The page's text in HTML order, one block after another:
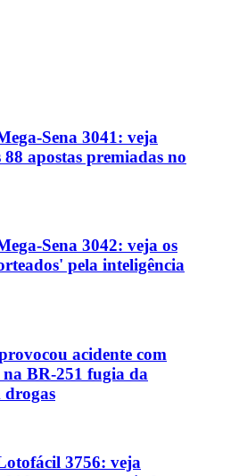
Sena 3041: veja
88 apostas premiadas no
Sena 3042: veja os
pela inteligência
acidente com
na BR-251 fugia da
drogas
3756: veja